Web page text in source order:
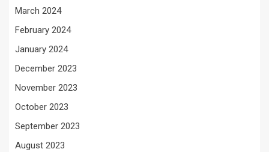
March 2024
February 2024
January 2024
December 2023
November 2023
October 2023
September 2023
August 2023